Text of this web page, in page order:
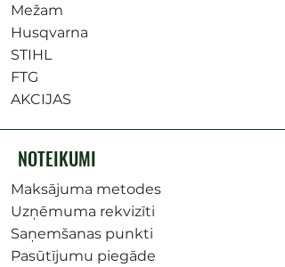
Mežam
Husqvarna
STIHL
FTG
AKCIJAS
NOTEIKUMI
Maksājuma metodes
Uzņēmuma rekvizīti
Saņemšanas punkti
Pasūtījumu piegāde